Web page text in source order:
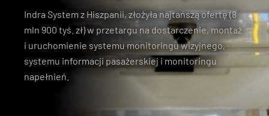
Indra System z Hiszpanii, złożyła najtańszą ofertę (8
mln 900 tyś. zł) w przetargu na dostarczenie, montaż
i uruchomienie systemu monitoringu wizyjnego,
systemu informacji pasażerskiej i monitoringu
napełnień.